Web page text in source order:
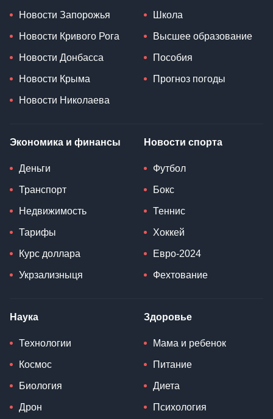
Новости Запорожья
Новости Кривого Рога
Новости Донбасса
Новости Крыма
Новости Николаева
Школа
Высшее образование
Пособия
Прогноз погоды
Экономика и финансы
Деньги
Транспорт
Недвижимость
Тарифы
Курс доллара
Укрзализныця
Новости спорта
Футбол
Бокс
Теннис
Хоккей
Евро-2024
Фехтование
Наука
Технологии
Космос
Биология
Дрон
Здоровье
Мама и ребенок
Питание
Диета
Психология